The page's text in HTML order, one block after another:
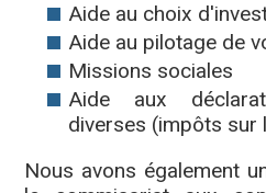
Aide au choix
Aide au pilotage de
Missions sociales
Aide aux
diverses (impôts sur
Nous avons également